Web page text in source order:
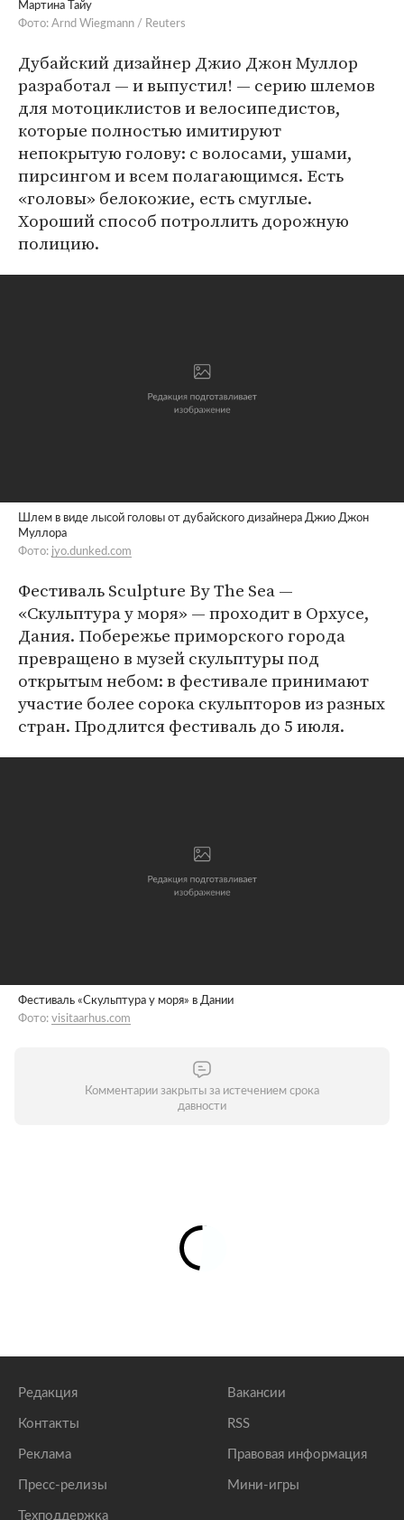
Мартина Тайу
Фото: Arnd Wiegmann / Reuters
Дубайский дизайнер Джио Джон Муллор
разработал — и выпустил! — серию шлемов
для мотоциклистов и велосипедистов,
которые полностью имитируют
непокрытую голову: с волосами, ушами,
пирсингом и всем полагающимся. Есть
«головы» белокожие, есть смуглые.
Хороший способ потроллить дорожную
полицию.
Шлем в виде лысой головы от дубайского дизайнера Джио Джон
Муллора
Фото: jyo.dunked.com
Фестиваль Sculpture By The Sea —
«Скульптура у моря» — проходит в Орхусе,
Дания. Побережье приморского города
превращено в музей скульптуры под
открытым небом: в фестивале принимают
участие более сорока скульпторов из разных
стран. Продлится фестиваль до 5 июля.
Фестиваль «Скульптура у моря» в Дании
Фото: visitaarhus.com
Комментарии закрыты за истечением срока
давности
Редакция
Контакты
Реклама
Пресс-релизы
Техподдержка
Вакансии
RSS
Правовая информация
Мини-игры